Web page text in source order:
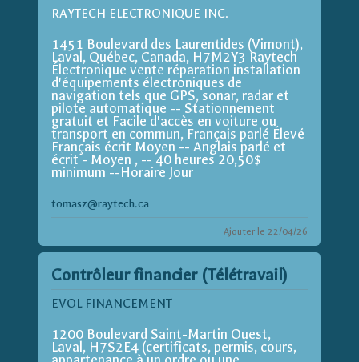
RAYTECH ELECTRONIQUE INC.
1451 Boulevard des Laurentides (Vimont),
Laval, Québec, Canada, H7M2Y3 Raytech
Électronique vente réparation installation
d'équipements électroniques de
navigation tels que GPS, sonar, radar et
pilote automatique -- Stationnement
gratuit et Facile d'accès en voiture ou
transport en commun, Français parlé Élevé
Français écrit Moyen -- Anglais parlé et
écrit - Moyen , -- 40 heures 20,50$
minimum --Horaire Jour
tomasz@raytech.ca
Ajouter le 22/04/26
Contrôleur financier (Télétravail)
EVOL FINANCEMENT
1200 Boulevard Saint-Martin Ouest,
Laval, H7S2E4 (certificats, permis, cours,